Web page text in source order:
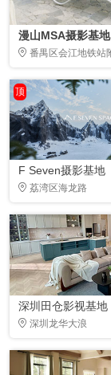
漫山MSA摄影基地
番禺区会江地铁站
顶
F Seven摄影基地
荔湾区海龙路
深圳田仓影视基地
深圳龙华大浪